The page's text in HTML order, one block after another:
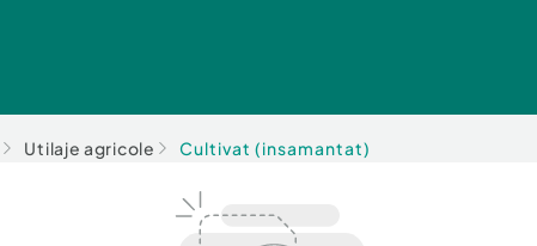
Utilaje agricole Cultivat (insamantat)